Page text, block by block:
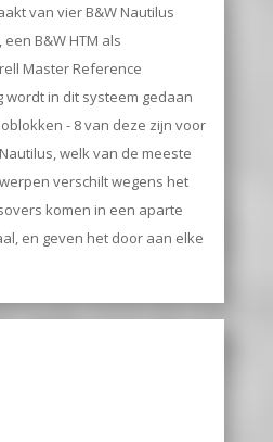
van vier B&W Nautilus
B&W HTM als
Master Reference
wordt in dit systeem gedaan
- 8 van deze zijn voor
welk van de meeste
verschilt wegens het
komen in een aparte
en geven het door aan elke